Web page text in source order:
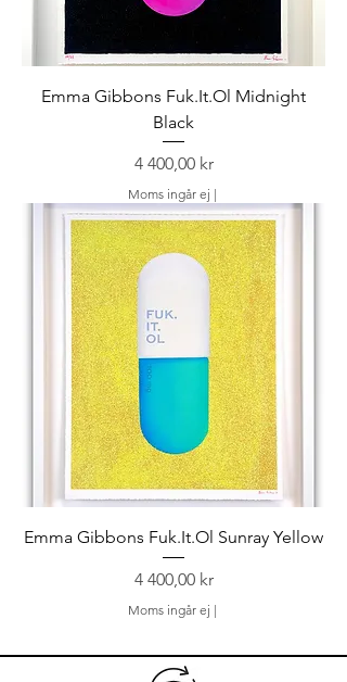
Emma Gibbons Fuk.It.Ol Midnight
Black
Pris
4 400,00 kr
Moms ingår ej |
Emma Gibbons Fuk.It.Ol Sunray Yellow
Pris
4 400,00 kr
Moms ingår ej |